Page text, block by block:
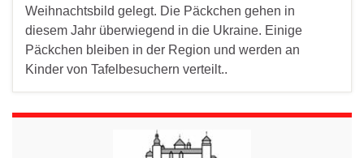
Weihnachtsbild gelegt. Die Päckchen gehen in
diesem Jahr überwiegend in die Ukraine. Einige
Päckchen bleiben in der Region und werden an
Kinder von Tafelbesuchern verteilt..